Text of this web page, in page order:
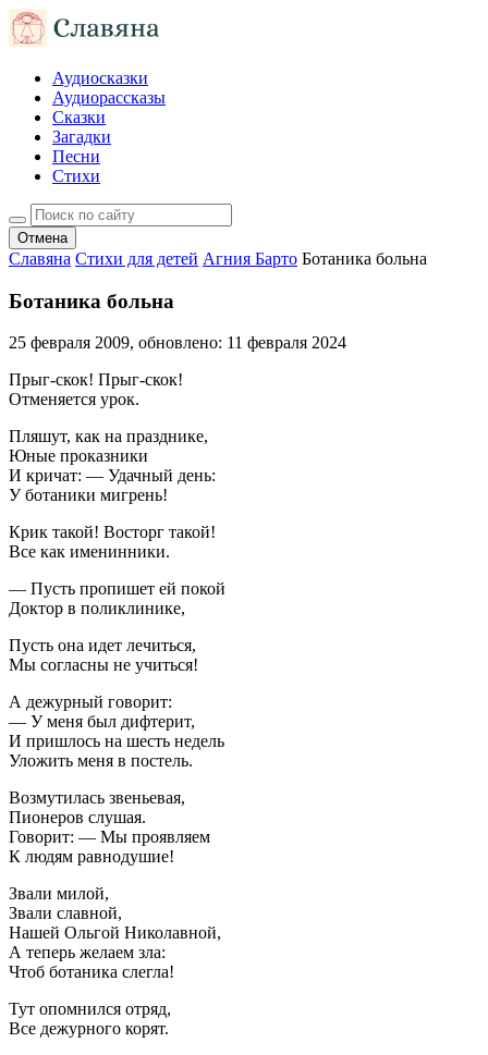
Аудиосказки
Аудиорассказы
Сказки
Загадки
Песни
Стихи
Отмена
Славяна Стихи для детей Агния Барто Ботаника больна
Ботаника больна
25 февраля 2009, обновлено: 11 февраля 2024
Прыг-скок! Прыг-скок!
Отменяется урок.
Пляшут, как на празднике,
Юные проказники
И кричат: — Удачный день:
У ботаники мигрень!
Крик такой! Восторг такой!
Все как именинники.
— Пусть пропишет ей покой
Доктор в поликлинике,
Пусть она идет лечиться,
Мы согласны не учиться!
А дежурный говорит:
— У меня был дифтерит,
И пришлось на шесть недель
Уложить меня в постель.
Возмутилась звеньевая,
Пионеров слушая.
Говорит: — Мы проявляем
К людям равнодушие!
Звали милой,
Звали славной,
Нашей Ольгой Николавной,
А теперь желаем зла:
Чтоб ботаника слегла!
Тут опомнился отряд,
Все дежурного корят.